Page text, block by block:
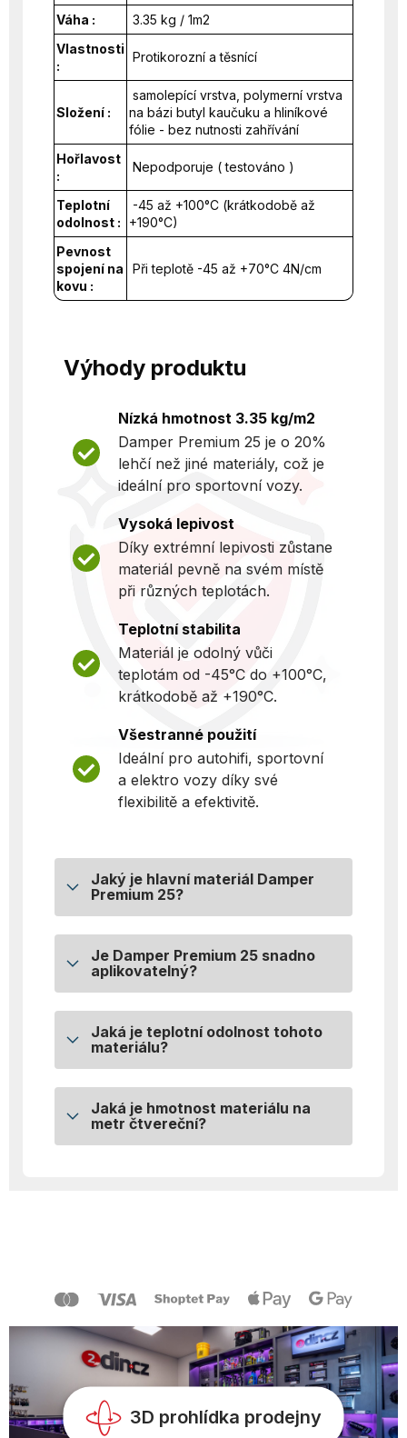
Váha :
3.35 kg / 1m2
Vlastnosti
:
Protikorozní a těsnící
Složení :
samolepící vrstva, polymerní vrstva
na bázi butyl kaučuku a hliníkové
fólie - bez nutnosti zahřívání
Hořlavost
:
Nepodporuje ( testováno )
Teplotní
odolnost :
-45 až +100°C (krátkodobě až
+190°C)
Pevnost
spojení na
kovu :
Při teplotě -45 až +70°C 4N/cm
Výhody produktu
Nízká hmotnost 3.35 kg/m2
Damper Premium 25 je o 20%
lehčí než jiné materiály, což je
ideální pro sportovní vozy.
Vysoká lepivost
Díky extrémní lepivosti zůstane
materiál pevně na svém místě
při různých teplotách.
Teplotní stabilita
Materiál je odolný vůči
teplotám od -45°C do +100°C,
krátkodobě až +190°C.
Všestranné použití
Ideální pro autohifi, sportovní
a elektro vozy díky své
flexibilitě a efektivitě.
Jaký je hlavní materiál Damper
Premium 25?
Je Damper Premium 25 snadno
aplikovatelný?
Jaká je teplotní odolnost tohoto
materiálu?
Jaká je hmotnost materiálu na
metr čtvereční?
3D prohlídka prodejny